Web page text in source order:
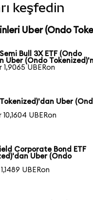
keşfedin
Uber (Ondo
Bull 3X ETF (Ondo
Uber (Ondo
1,9065 UBERon
Uber
UBERon
Corporate Bond ETF
Uber (Ondo
UBERon